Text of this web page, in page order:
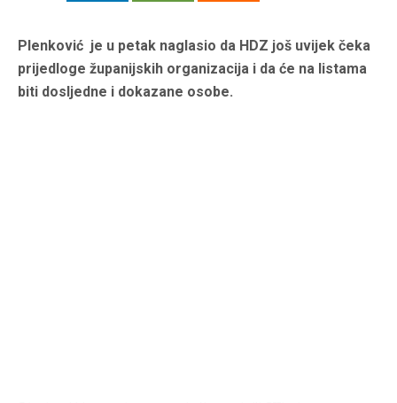
Plenković je u petak naglasio da HDZ još uvijek čeka
prijedloge županijskih organizacija i da će na listama
biti dosljedne i dokazane osobe.